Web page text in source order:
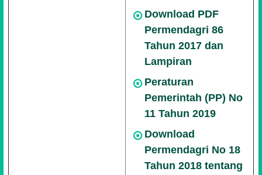
Download PDF
Permendagri 86
Tahun 2017 dan
Lampiran
Peraturan
Pemerintah (PP) No
11 Tahun 2019
Download
Permendagri No 18
Tahun 2018 tentang